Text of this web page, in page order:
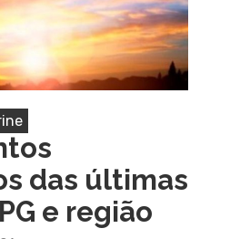
das últimas
e região